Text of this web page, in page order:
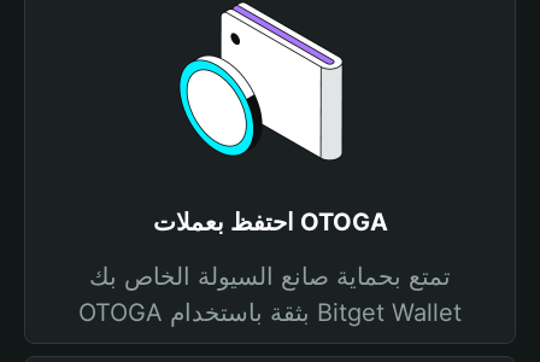
احتفظ بعملات OTOGA
تمتع بحماية صانع السيولة الخاص بك
OTOGA بثقة باستخدام Bitget Wallet